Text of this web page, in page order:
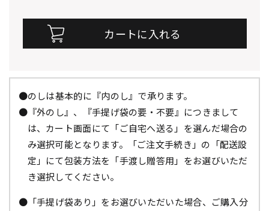
●のしは基本的に『内のし』で承ります。
●『外のし』、『手提げ袋の要・不要』につきまして
は、カート画面にて「ご自宅へ送る」を選んだ場合の
み選択可能となります。「ご注文手続き」の「配送設
定」にて包装方法を「手渡し贈答用」をお選びいただ
き選択してください。
●「手提げ袋あり」をお選びいただいた場合、ご購入分